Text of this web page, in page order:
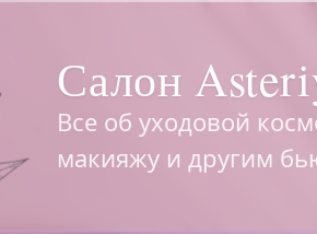
Салон
Все об уходовой
макияжу и другим